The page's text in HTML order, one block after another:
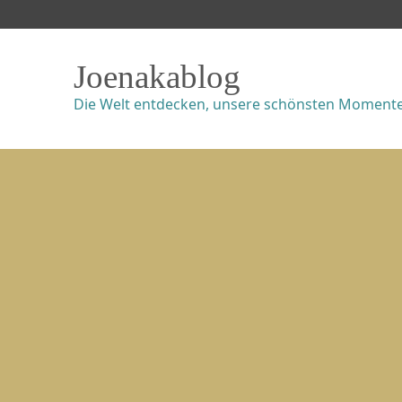
Joenakablog
Die Welt entdecken, unsere schönsten